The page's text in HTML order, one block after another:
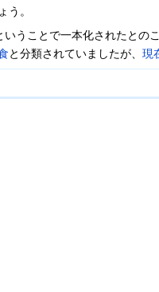
う。
うことで一本化されたとのこ
と分類されていましたが、 現